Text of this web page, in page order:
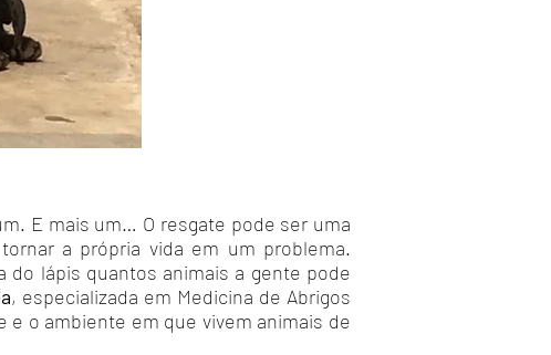
E mais um… O resgate pode ser uma
a própria vida em um problema.
do lápis quantos animais a gente pode
, especializada em Medicina de Abrigos
e o ambiente em que vivem animais de